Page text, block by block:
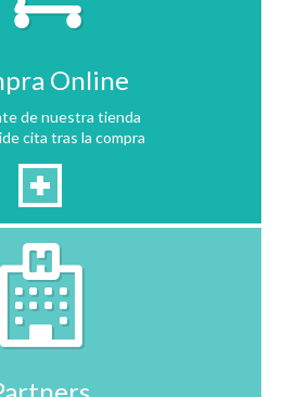
Online
de nuestra tienda
cita tras la compra